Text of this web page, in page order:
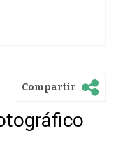
Compartir